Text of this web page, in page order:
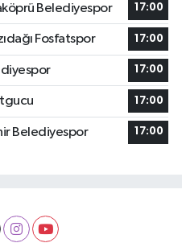
Belediyespor 17:00
Fosfatspor 17:00
17:00
17:00
Belediyespor 17:00